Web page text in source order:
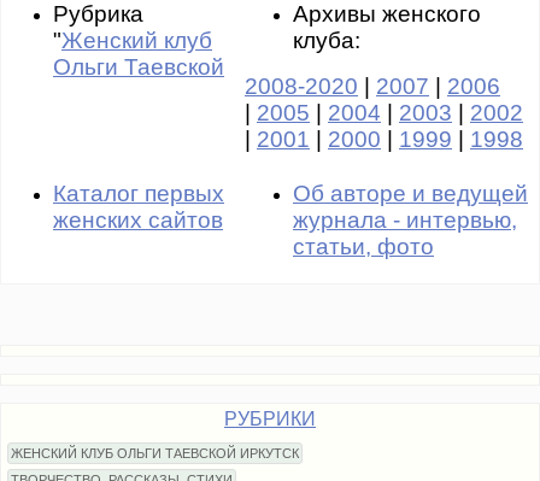
Рубрика
"Женский клуб
Ольги Таевской
Архивы женского
клуба:
2008-2020
2007
2006
2005 2004 2003
2002
2001 2000 1999 1998
Каталог первых
женских сайтов
Об авторе и ведущей
журнала - интервью,
статьи, фото
РУБРИКИ
ЖЕНСКИЙ КЛУБ ОЛЬГИ ТАЕВСКОЙ ИРКУТСК